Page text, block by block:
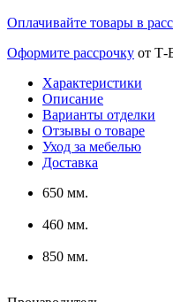
Оплачивайте товары в
Оформите рассрочку от Т-
Характеристики
Описание
Варианты отделки
Отзывы о товаре
Уход за мебелью
Доставка
650 мм.
460 мм.
850 мм.